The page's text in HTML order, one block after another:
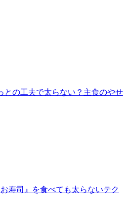
との工夫で太らない？主食のやせ
寿司』を食べても太らないテク